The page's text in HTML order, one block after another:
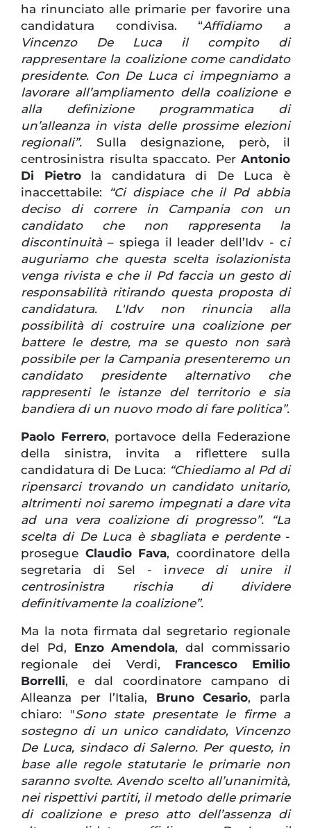
ha rinunciato alle primarie per favorire una
candidatura condivisa. “Affidiamo a
Vincenzo De Luca il compito di
rappresentare la coalizione come candidato
presidente. Con De Luca ci impegniamo a
lavorare all’ampliamento della coalizione e
alla definizione programmatica di
un’alleanza in vista delle prossime elezioni
regionali”. Sulla designazione, però, il
centrosinistra risulta spaccato. Per Antonio
Di Pietrola candidatura di De Luca è
inaccettabile:
“Ci dispiace che il Pd abbia
deciso di correre in Campania con un
candidato che non rappresenta la
discontinuità– spiega il leader dell’Idv - ci
auguriamo che questa scelta isolazionista
venga rivista e che il Pd faccia un gesto di
responsabilità ritirando questa proposta di
candidatura. L'Idv non rinuncia alla
possibilità di costruire una coalizione per
battere le destre, ma se questo non sarà
possibile per la Campania presenteremo un
candidato presidente alternativo che
rappresenti le istanze del territorio e sia
bandiera di un nuovo modo di fare politica”.
Paolo Ferrero, portavoce della Federazione
della sinistra, invita a riflettere sulla
candidatura di De Luca: “Chiediamo al Pd di
ripensarci trovando un candidato unitario,
altrimenti noi saremo impegnati a dare vita
ad una vera coalizione di progresso”. “La
scelta di De Luca è sbagliata e perdente-
prosegue Claudio Fava, coordinatore della
segretaria di Sel - invece di unire il
centrosinistra rischia di dividere
definitivamente la coalizione”.
Ma la nota firmata dal segretario regionale
del Pd, Enzo Amendola, dal commissario
regionale dei Verdi, Francesco Emilio
Borrelli, e dal coordinatore campano di
Alleanza per l’Italia, Bruno Cesario, parla
chiaro: "Sono state presentate le firme a
sostegno di un unico candidato, Vincenzo
De Luca, sindaco di Salerno. Per questo, in
base alle regole statutarie le primarie non
saranno svolte. Avendo scelto all’unanimità,
nei rispettivi partiti, il metodo delle primarie
di coalizione e preso atto dell’assenza di